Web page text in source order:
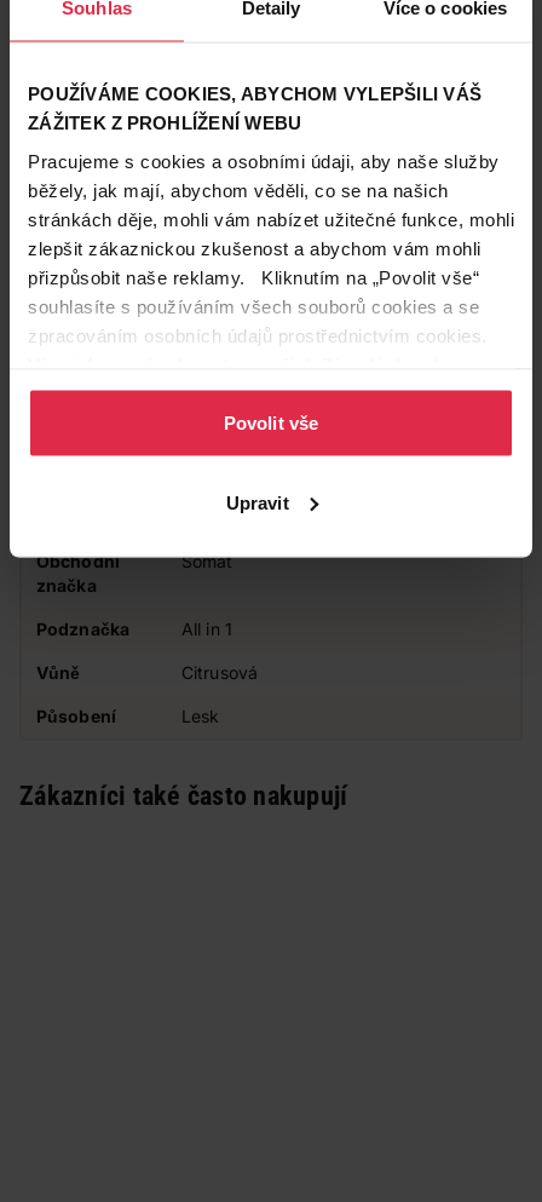
Souhlas Detaily Více o cookies
POUŽÍVÁME COOKIES, ABYCHOM VYLEPŠILI VÁŠ
ZÁŽITEK Z PROHLÍŽENÍ WEBU
Pracujeme s cookies a osobními údaji, aby naše služby
běžely, jak mají, abychom věděli, co se na našich
stránkách děje, mohli vám nabízet užitečné funkce, mohli
zlepšit zákaznickou zkušenost a abychom vám mohli
přizpůsobit naše reklamy. Kliknutím na „Povolit vše“
souhlasíte s používáním všech souborů cookies a se
zpracováním osobních údajů prostřednictvím cookies.
osobních údajů.
Povolit vše
Upravit
Příprava a použití
1. Jednoduše a čistě: neodstraňujte fólii, je ve vodě
Nevkládejte tabletu do košíku na příbory a do zásobníku soli.
Somat All in 1 Extra poskytuje silný mycí účinek i když svítí
kontrolka oplachovače a soli. V obou případech je
zachována funkce změkčování vody i oplachovače. Speciální
sůl Somat i/nebo oplachovač můžete přidat vždy. Dávkování:
1 tableta pro všechny typy znečištění. Pro tvrdou vodu nad
21°dH použijte Somat All in 1 Extra v kombinaci se speciální
solí do myčky Somat Special Salt vždy. Informace o tvrdosti
vody žádejte u svého dodavatele vody.
stran
1245 g
Obchodní
značka
Somat
Podznačka All in 1
Vůně Citrusová
Působení Lesk
Zákazníci také často nakupují